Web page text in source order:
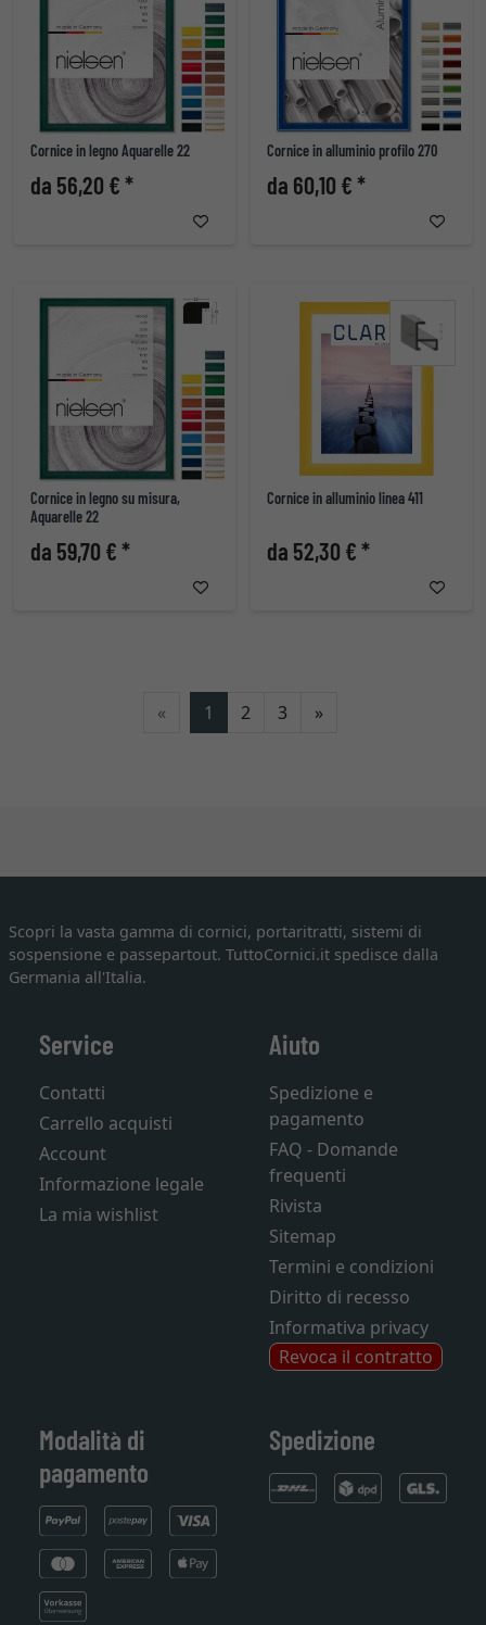
Cornice in legno Aquarelle 22
da 56,20 € *
Cornice in alluminio profilo 270
da 60,10 € *
Cornice in legno su misura,
Aquarelle 22
da 59,70 € *
Cornice in alluminio linea 411
da 52,30 € *
« 1 2 3 »Avanti
Scopri la vasta gamma di cornici, portaritratti, sistemi di
sospensione e passepartout. TuttoCornici.it spedisce dalla
Germania all'Italia.
Service
Contatti
Carrello acquisti
Account
Informazione legale
La mia wishlist
Aiuto
Spedizione e
pagamento
FAQ - Domande
frequenti
Rivista
Sitemap
Termini e condizioni
Diritto di recesso
Informativa privacy
Revoca il contratto
Modalità di
pagamento
Spedizione